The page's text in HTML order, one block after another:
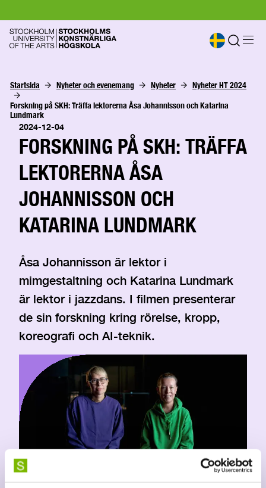
Startsida Nyheter och evenemang Nyheter Nyheter HT 2024
Forskning på SKH: Träffa lektorerna Åsa Johannisson och Katarina
Lundmark
2024-12-04
FORSKNING PÅ SKH: TRÄFFA
LEKTORERNA ÅSA
JOHANNISSON OCH
KATARINA LUNDMARK
Åsa Johannisson är lektor i
mimgestaltning och Katarina Lundmark
är lektor i jazzdans. I filmen presenterar
de sin forskning kring rörelse, kropp,
koreografi och AI-teknik.